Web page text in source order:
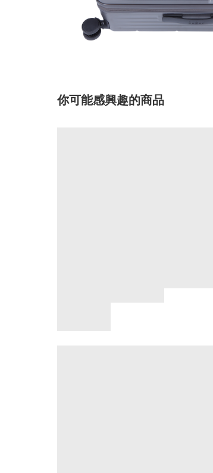
你可能感興趣的商品